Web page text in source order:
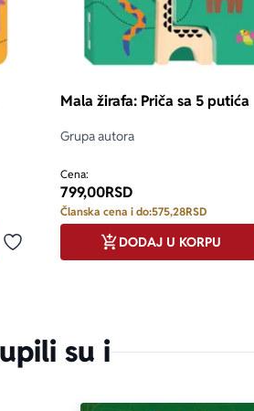
Dodaj u omiljene
Mala žirafa: Priča sa 5 putića
Grupa autora
Cena:
799,00RSD
Članska cena i do:575,28RSD
DODAJ U KORPU
su i